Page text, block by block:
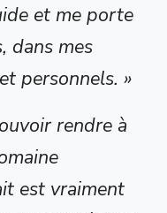
et me porte
dans mes
personnels. »
rendre à
est vraiment